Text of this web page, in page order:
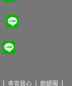
夾克背心 廚師服